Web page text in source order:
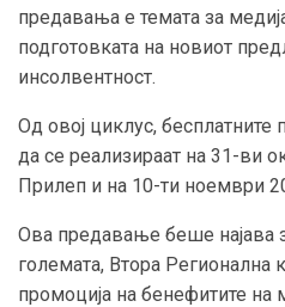
предавања е темата за
подготовката на новиот
инсолвентност.
Од овој циклус,
да се реализираат на 31-ви
Прилеп и на 10-ти ноември
Ова предавање беше најава
големата, Втора Регионална
промоција на бенефитите на